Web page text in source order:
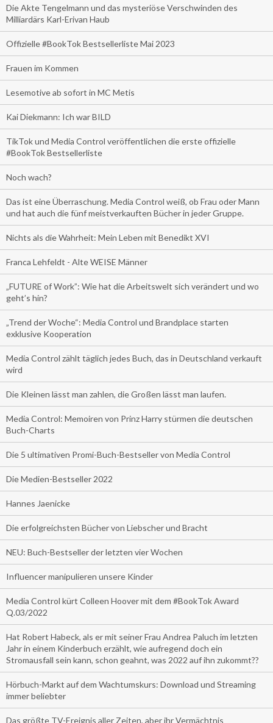
Die Akte Tengelmann und das mysteriöse Verschwinden des
Milliardärs Karl-Erivan Haub
Offizielle #BookTok Bestsellerliste Mai 2023
Frauen im Kommen
Lesemotive ab sofort in MC Metis
Kai Diekmann: Ich war BILD
TikTok und Media Control veröffentlichen die erste offizielle
#BookTok Bestsellerliste
Noch wach?
Das ist eine Überraschung. Media Control weiß, ob Frau oder Mann
und hat auch die fünf meistverkauften Bücher in jeder Gruppe.
Nichts als die Wahrheit: Mein Leben mit Benedikt XVI
Franca Lehfeldt - Alte WEISE Männer
„FUTURE of Work”: Wie hat die Arbeitswelt sich verändert und wo
geht’s hin?
„Trend der Woche“: Media Control und Brandplace starten
exklusive Kooperation
Media Control zählt täglich jedes Buch, das in Deutschland verkauft
wird
Die Kleinen lässt man zahlen, die Großen lässt man laufen.
Media Control: Memoiren von Prinz Harry stürmen die deutschen
Buch-Charts
Die 5 ultimativen Promi-Buch-Bestseller von Media Control
Die Medien-Bestseller 2022
Hannes Jaenicke
Die erfolgreichsten Bücher von Liebscher und Bracht
NEU: Buch-Bestseller der letzten vier Wochen
Influencer manipulieren unsere Kinder
Media Control kürt Colleen Hoover mit dem #BookTok Award
Q.03/2022
Hat Robert Habeck, als er mit seiner Frau Andrea Paluch im letzten
Jahr in einem Kinderbuch erzählt, wie aufregend doch ein
Stromausfall sein kann, schon geahnt, was 2022 auf ihn zukommt??
Hörbuch-Markt auf dem Wachtumskurs: Download und Streaming
immer beliebter
Das größte TV-Ereignis aller Zeiten, aber ihr Vermächtnis